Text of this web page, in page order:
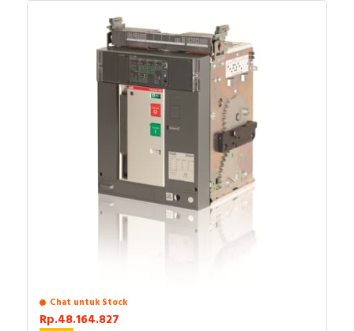
closing coil dan shunt trip.
Standard IEC 60947-2
Perlindungan pemutusan Long time, Short
time, Instantaneous
Indikator LED, Fungsi MCR dan
Perlindungan neutral
Pengukuran Arus
ListrikKita.com menjual beberapa brand yaitu,
Schneider Electric, ABB, Siemens, Fuji Electric, LS
Electric, Nidec, Socomec, L&T, Ducati Energia, Chint,
Hager, Nader, Axle, Lifasa, Himel, APC, Hensel,
Philips, GE Current, Simon, Hannochs, Nusa, Gesits,
U-Winfly, Hioki, TAC, Imou, Airquality, Legrand,
Mennekes, Epcos, Safe-D-Lock, Leroy Somer, Allen-
Bradley, Sunfree, Secure, Telergon, Circutor, OPT, CIC,
PM, Supreme, Kabelindo, Kabelmetal Indonesia,
Alpha, Selis, Telemecanique, Trafindo, Esitas, BOSS,
B&D Transformer, Asco, Secure, Howig, Onesto,
Veloce dan masih banyak lagi.
Anda dapat berbelanja dengan aman diListrikKita.com
karena semua barang yang kami jual dijamin 100%
asli, bergaransi resmi dan dapat disertai dengan surat
keaslian barang. Untuk dapatkan harga MCB terbaik
dan informasi lebih lanjut bisa menghubungi tim sales
atau marketing kami silakan klik disini
Chat untuk Stock
Rp.48.164.827